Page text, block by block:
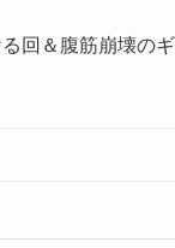
回＆腹筋崩壊の